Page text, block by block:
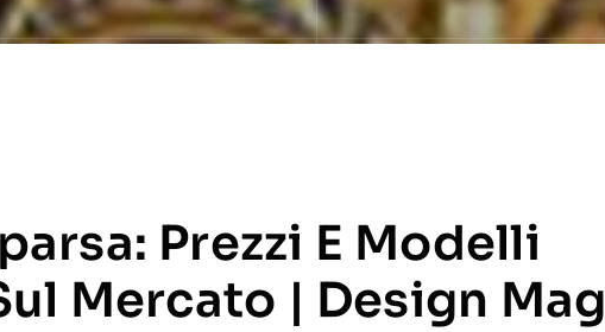
Prezzi E Modelli
Mercato | Design Mag